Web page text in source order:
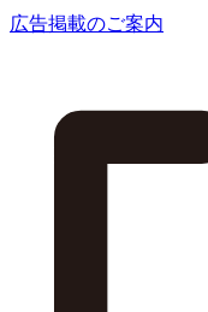
広告掲載のご案内